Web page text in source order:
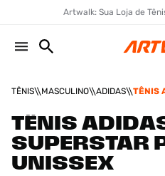
Artwalk: Sua Loja de
TÊNIS MASCULINO ADIDAS
TÊNIS
TÊNIS
SUPERSTAR
UNISSEX